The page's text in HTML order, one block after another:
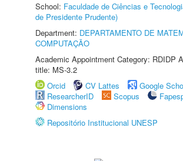
School: Faculdade de Ciências e
de Presidente Prudente)
Department: DEPARTAMENTO DE
COMPUTAÇÃO
Academic Appointment Category: RDIDP
title: MS-3.2
Orcid
CV Lattes
Google
ResearcherID
Scopus
Dimensions
Repositório Institucional UNESP